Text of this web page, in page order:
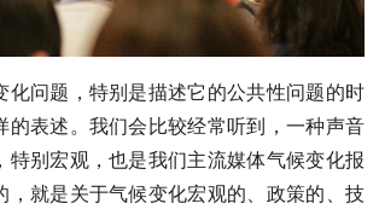
化问题，特别是描述它的公共性问题的时
的表述。我们会比较经常听到，一种声音
特别宏观，也是我们主流媒体气候变化报
，就是关于气候变化宏观的、政策的、技